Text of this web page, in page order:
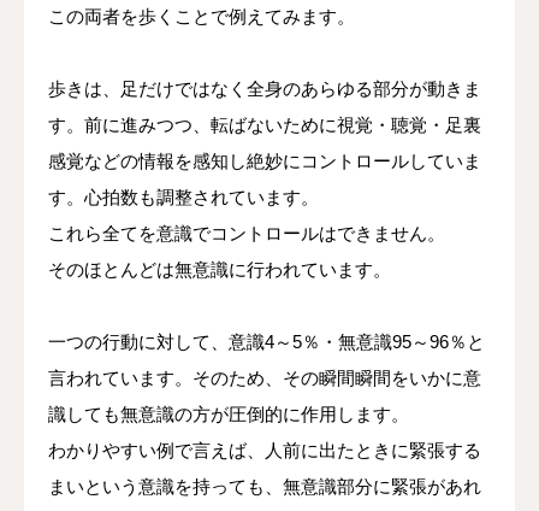
この両者を歩くことで例えてみます。
歩きは、足だけではなく全身のあらゆる部分が動きま
す。前に進みつつ、転ばないために視覚・聴覚・足裏
感覚などの情報を感知し絶妙にコントロールしていま
す。心拍数も調整されています。
これら全てを意識でコントロールはできません。
そのほとんどは無意識に行われています。
一つの行動に対して、意識4～5％・無意識95～96％と
言われています。そのため、その瞬間瞬間をいかに意
識しても無意識の方が圧倒的に作用します。
わかりやすい例で言えば、人前に出たときに緊張する
まいという意識を持っても、無意識部分に緊張があれ